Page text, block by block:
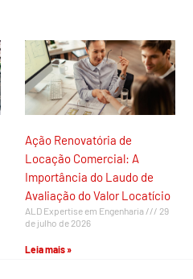
Ação Renovatória de
Locação Comercial: A
Importância do Laudo de
Avaliação do Valor Locatício
ALD Expertise em Engenharia
29
de julho de 2026
Leia mais »